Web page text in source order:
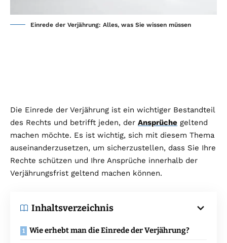
Einrede der Verjährung: Alles, was Sie wissen müssen
Die Einrede der Verjährung ist ein wichtiger Bestandteil
des Rechts und betrifft jeden, der Ansprüche geltend
machen möchte. Es ist wichtig, sich mit diesem Thema
auseinanderzusetzen, um sicherzustellen, dass Sie Ihre
Rechte schützen und Ihre Ansprüche innerhalb der
Verjährungsfrist geltend machen können.
Inhaltsverzeichnis
Wie erhebt man die Einrede der Verjährung?